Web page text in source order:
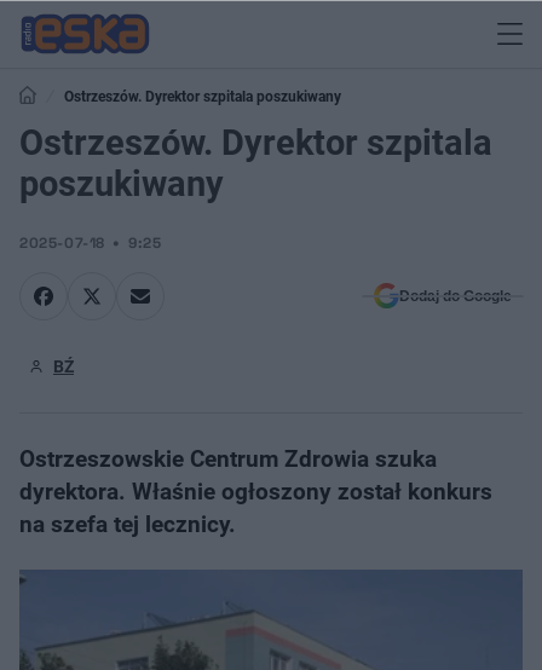
Ostrzeszów. Dyrektor szpitala poszukiwany
Ostrzeszów. Dyrektor szpitala
poszukiwany
2025-07-18 9:25
Dodaj do Google
BŹ
Ostrzeszowskie Centrum Zdrowia szuka
dyrektora. Właśnie ogłoszony został konkurs
na szefa tej lecznicy.